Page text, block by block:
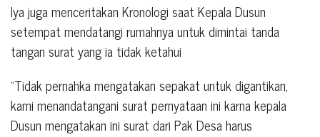
Iya juga menceritakan Kronologi saat Kepala Dusun
setempat mendatangi rumahnya untuk dimintai tanda
tangan surat yang ia tidak ketahui
“Tidak pernahka mengatakan sepakat untuk digantikan,
kami menandatangani surat pernyataan ini karna kepala
Dusun mengatakan ini surat dari Pak Desa harus